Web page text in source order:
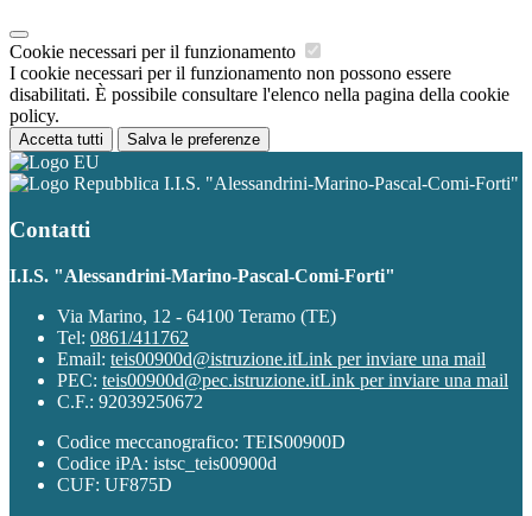
Cookie necessari per il funzionamento
I cookie necessari per il funzionamento non possono essere
disabilitati. È possibile consultare l'elenco nella pagina della cookie
policy.
Accetta tutti Salva le preferenze
I.I.S. "Alessandrini-Marino-Pascal-Comi-Forti"
Contatti
I.I.S. "Alessandrini-Marino-Pascal-Comi-Forti"
Via Marino, 12 - 64100 Teramo (TE)
Tel: 0861/411762
Email: teis00900d@istruzione.itLink per inviare una mail
PEC: teis00900d@pec.istruzione.itLink per inviare una mail
C.F.: 92039250672
Codice meccanografico: TEIS00900D
Codice iPA: istsc_teis00900d
CUF: UF875D